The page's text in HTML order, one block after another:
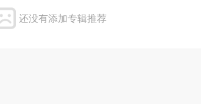
还没有添加专辑推荐